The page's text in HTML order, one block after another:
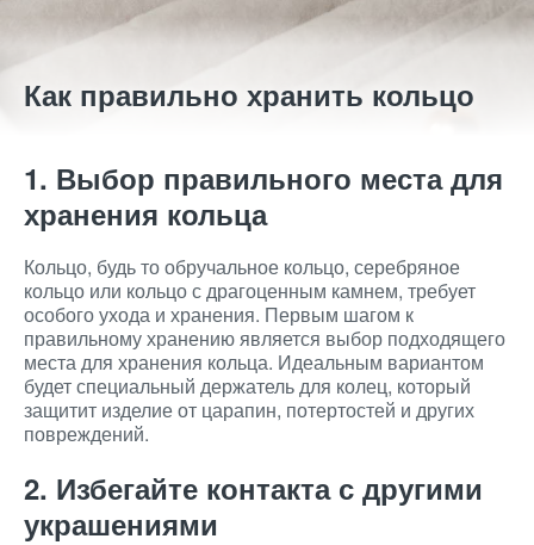
Как правильно хранить кольцо
1. Выбор правильного места для
хранения кольца
Кольцо, будь то обручальное кольцо, серебряное
кольцо или кольцо с драгоценным камнем, требует
особого ухода и хранения. Первым шагом к
правильному хранению является выбор подходящего
места для хранения кольца. Идеальным вариантом
будет специальный держатель для колец, который
защитит изделие от царапин, потертостей и других
повреждений.
2. Избегайте контакта с другими
украшениями